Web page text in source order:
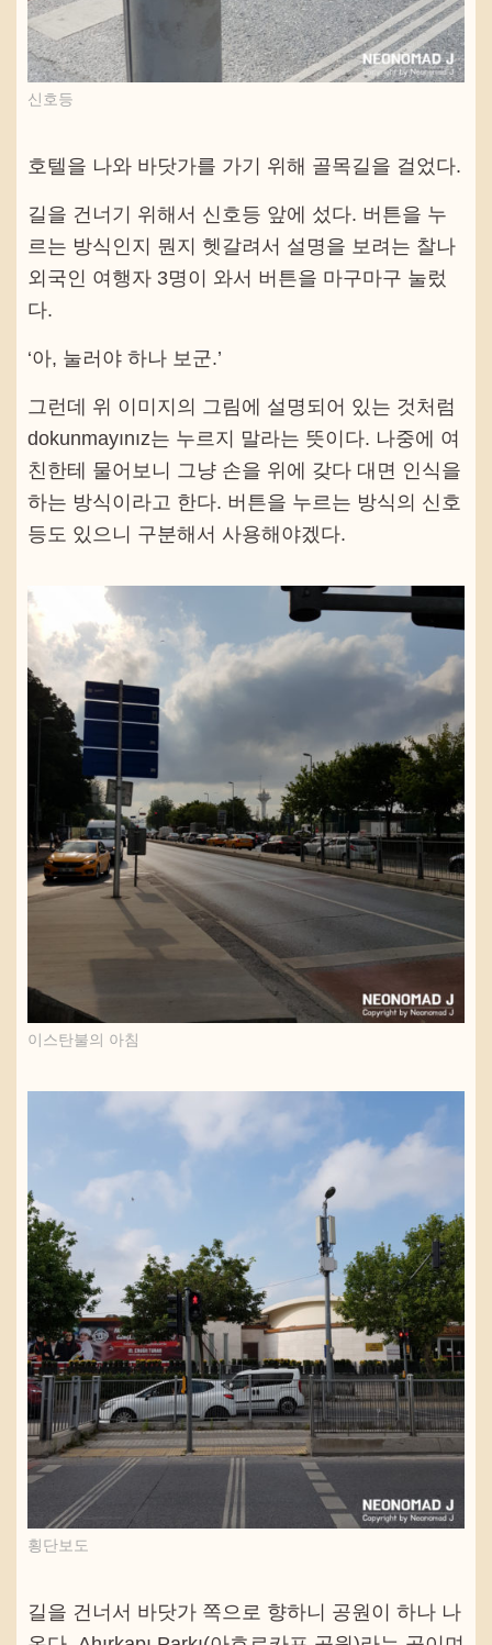
신호등
호텔을 나와 바닷가를 가기 위해 골목길을 걸었다.
길을 건너기 위해서 신호등 앞에 섰다. 버튼을 누
르는 방식인지 뭔지 헷갈려서 설명을 보려는 찰나
외국인 여행자 3명이 와서 버튼을 마구마구 눌렀
다.
‘아, 눌러야 하나 보군.’
그런데 위 이미지의 그림에 설명되어 있는 것처럼
dokunmayınız는 누르지 말라는 뜻이다. 나중에 여
친한테 물어보니 그냥 손을 위에 갖다 대면 인식을
하는 방식이라고 한다. 버튼을 누르는 방식의 신호
등도 있으니 구분해서 사용해야겠다.
이스탄불의 아침
횡단보도
길을 건너서 바닷가 쪽으로 향하니 공원이 하나 나